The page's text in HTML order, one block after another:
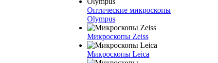
Оптические микроскопы
Olympus
Микроскопы Zeiss
Микроскопы Leica